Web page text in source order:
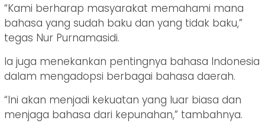
“Kami berharap masyarakat memahami mana
bahasa yang sudah baku dan yang tidak baku,”
tegas Nur Purnamasidi.
Ia juga menekankan pentingnya bahasa Indonesia
dalam mengadopsi berbagai bahasa daerah.
“Ini akan menjadi kekuatan yang luar biasa dan
menjaga bahasa dari kepunahan,” tambahnya.